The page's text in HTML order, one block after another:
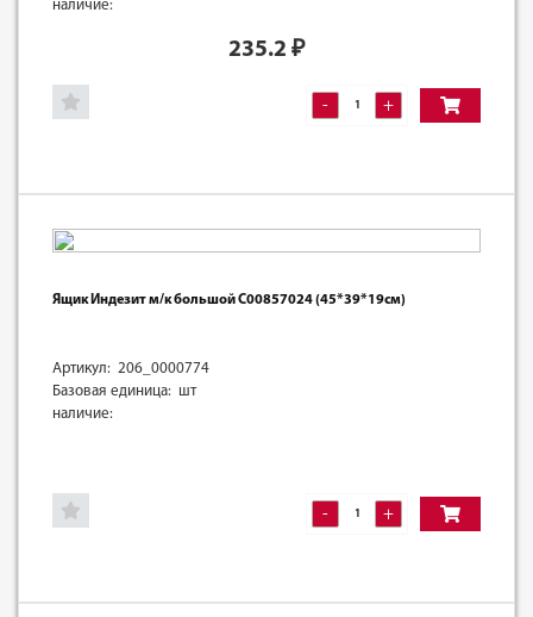
наличие:
235.2 ₽
- +
Ящик Индезит м/к большой C00857024 (45*39*19см)
Артикул: 206_0000774
Базовая единица: шт
наличие:
- +